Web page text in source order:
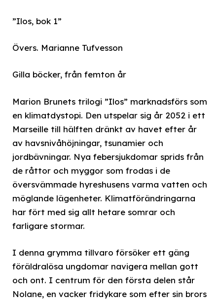
”Ilos, bok 1”
Övers. Marianne Tufvesson
Gilla böcker, från femton år
Marion Brunets trilogi ”Ilos” marknadsförs som
en klimatdystopi. Den utspelar sig år 2052 i ett
Marseille till hälften dränkt av havet efter år
av havsnivåhöjningar, tsunamier och
jordbävningar. Nya febersjukdomar sprids från
de råttor och myggor som frodas i de
översvämmade hyreshusens varma vatten och
möglande lägenheter. Klimatförändringarna
har fört med sig allt hetare somrar och
farligare stormar.
I denna grymma tillvaro försöker ett gäng
föräldralösa ungdomar navigera mellan gott
och ont. I centrum för den första delen står
Nolane, en vacker fridykare som efter sin brors